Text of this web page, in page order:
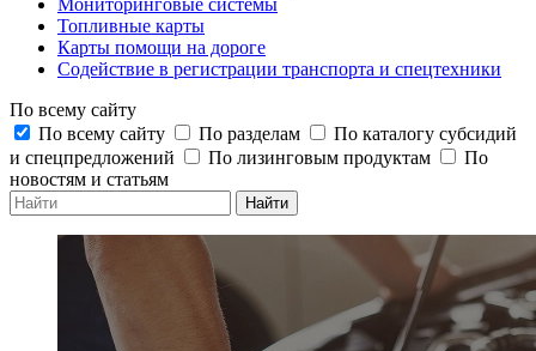
Мониторинговые системы
Топливные карты
Карты помощи на дороге
Содействие в регистрации транспорта и спецтехники
По всему сайту
По всему сайту
По разделам
По каталогу субсидий
и спецпредложений
По лизинговым продуктам
По
новостям и статьям
Найти